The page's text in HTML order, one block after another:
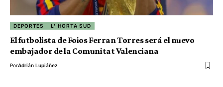
DEPORTES L' HORTA SUD
El futbolista de Foios Ferran Torres será el nuevo
embajador de la Comunitat Valenciana
PorAdrián Lupiáñez